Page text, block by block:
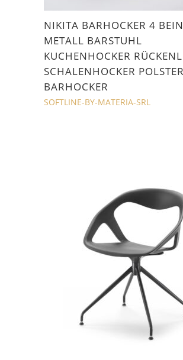
NIKITA BARHOCKER 4
METALL BARSTUHL
KUCHENHOCKER
SCHALENHOCKER POLSTER
BARHOCKER
SOFTLINE-BY-MATERIA-SRL